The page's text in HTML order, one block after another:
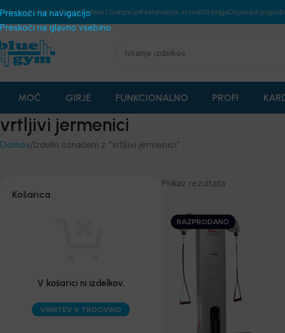
Preskoči na navigacijo
Preskoči na glavno vsebino
pogojiNačini PlačilaDostava / GarancijaReklamacije in vračila blagaOdpoved
MOČ GIRJE FUNKCIONALNO PROFI
vrtljivi jermenici
Domov Izdelki označeni z “vrtljivi jermenici”
Košarica
V košarici ni izdelkov.
VRNITEV V TRGOVINO
Prikaz rezultata
RAZPRODANO